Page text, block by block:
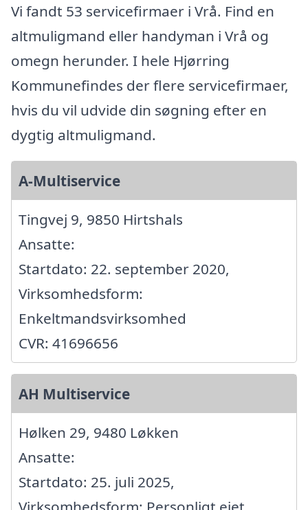
Vi fandt 53 servicefirmaer i Vrå. Find en
altmuligmand eller handyman i Vrå og
omegn herunder. I hele Hjørring
Kommunefindes der flere servicefirmaer,
hvis du vil udvide din søgning efter en
dygtig altmuligmand.
A-Multiservice
Tingvej 9, 9850 Hirtshals
Ansatte:
Startdato: 22. september 2020,
Virksomhedsform:
Enkeltmandsvirksomhed
CVR: 41696656
AH Multiservice
Hølken 29, 9480 Løkken
Ansatte:
Startdato: 25. juli 2025,